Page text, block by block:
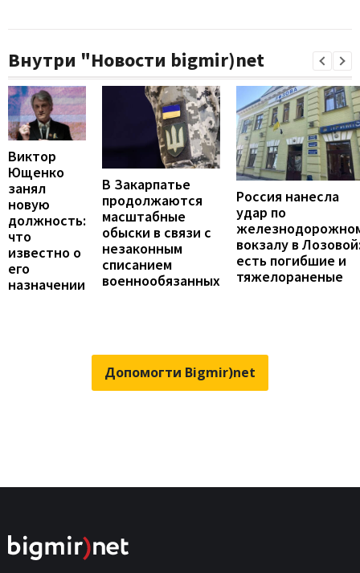
Внутри "Новости bigmir)net
Виктор
Ющенко
занял
новую
должность:
что
известно о
его
назначении
В Закарпатье
продолжаются
масштабные
обыски в связи с
незаконным
списанием
военнообязанных
Россия нанесла
удар по
вокзалу в
есть погибшие и
тяжелораненые
Допомогти Bigmir)net